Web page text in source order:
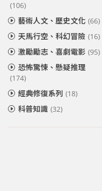
(106)
藝術人文、歷史文化 (66)
天馬行空、科幻冒險 (16)
激勵勵志、喜劇電影 (95)
恐怖驚悚、懸疑推理
(174)
經典修復系列 (18)
科普知識 (32)